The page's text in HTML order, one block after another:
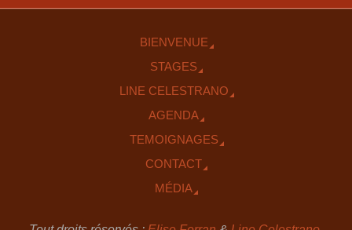
BIENVENUE
STAGES
LINE CELESTRANO
AGENDA
TEMOIGNAGES
CONTACT
MÉDIA